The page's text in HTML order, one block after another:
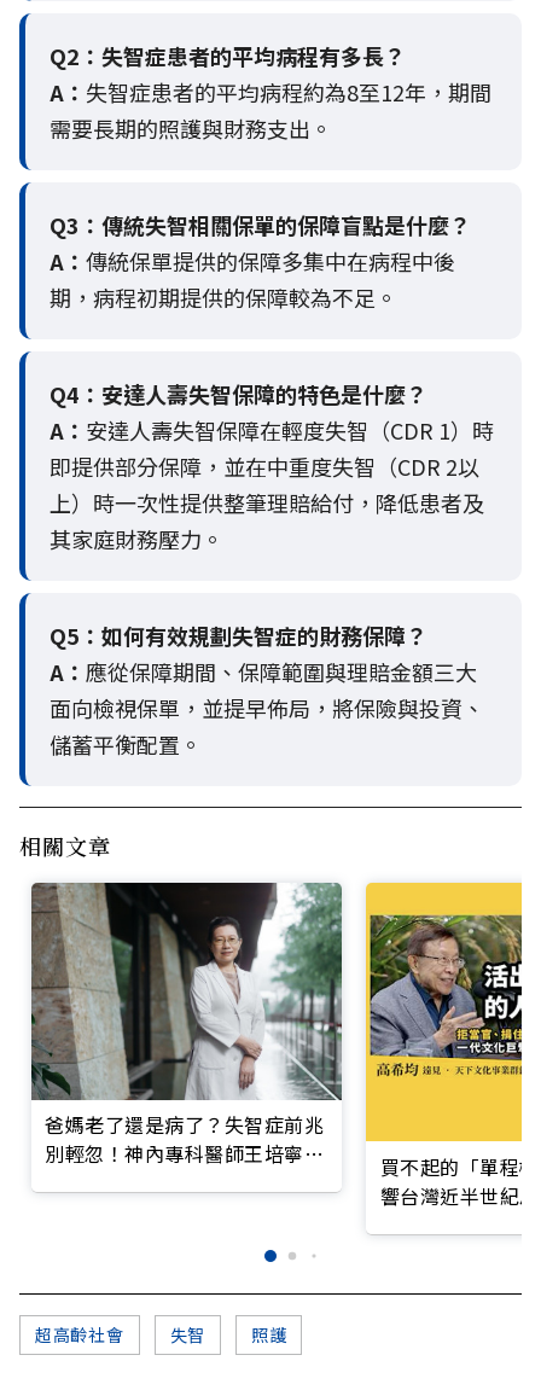
Q2： 失智症患者的平均病程有多長？
A： 失智症患者的平均病程約為8至12年，期間
需要長期的照護與財務支出。
Q3： 傳統失智相關保單的保障盲點是什麼？
A： 傳統保單提供的保障多集中在病程中後
期，病程初期提供的保障較為不足。
Q4： 安達人壽失智保障的特色是什麼？
A： 安達人壽失智保障在輕度失智（CDR 1）時
即提供部分保障，並在中重度失智（CDR 2以
上）時一次性提供整筆理賠給付，降低患者及
其家庭財務壓力。
Q5： 如何有效規劃失智症的財務保障？
A： 應從保障期間、保障範圍與理賠金額三大
面向檢視保單，並提早佈局，將保險與投資、
儲蓄平衡配置。
相關文章
爸媽老了還是病了？失智症前兆
別輕忽！神內專科醫師王培寧呼
買不起的「單程
響台灣近半世紀
超高齡社會 失智 照護